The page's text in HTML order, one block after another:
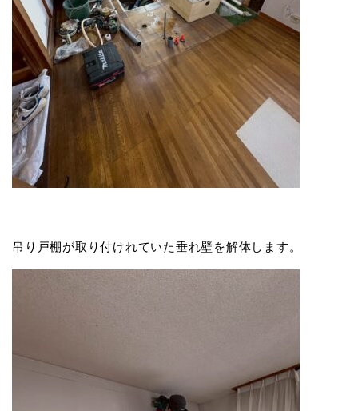
吊り戸棚が取り付けれていた垂れ壁を解体します。